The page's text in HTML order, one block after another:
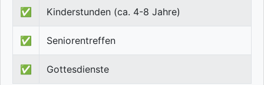
✅ Kinderstunden (ca. 4-8 Jahre)
✅ Seniorentreffen
✅ Gottesdienste